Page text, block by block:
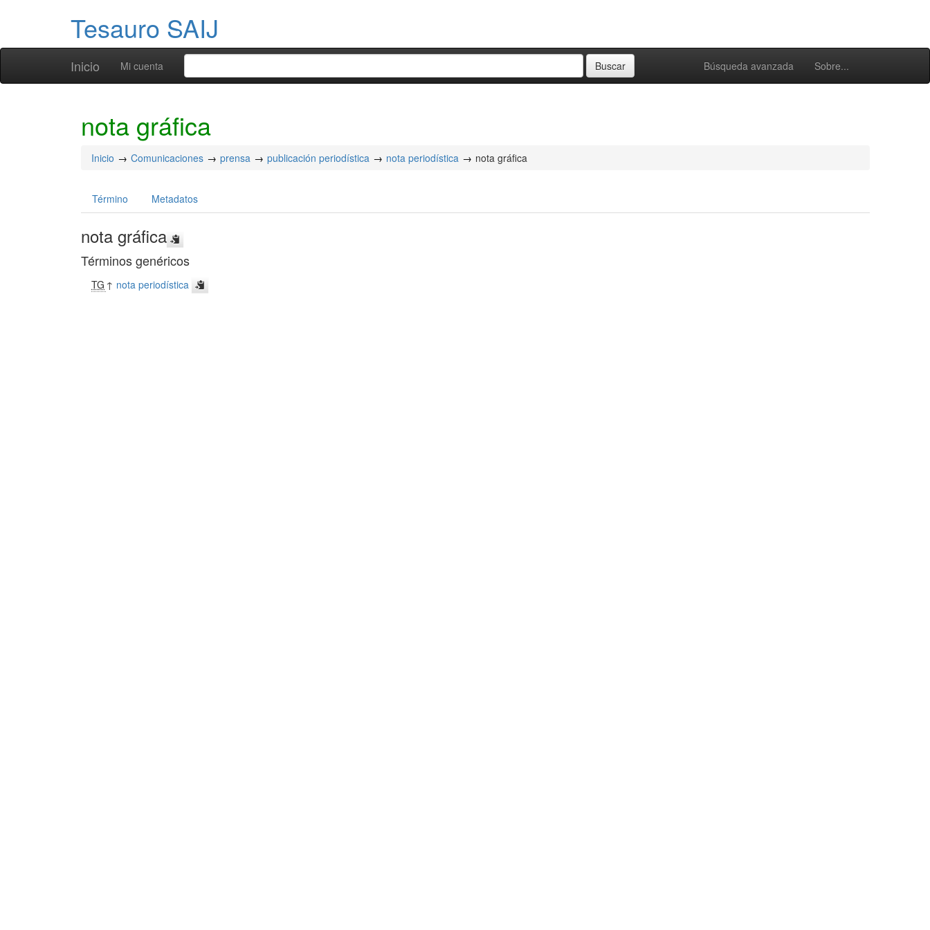
Tesauro SAIJ
Inicio Búsqueda avanzada Sobre...
Mi cuenta
nota gráfica
Inicio Comunicaciones prensa publicación periodística nota periodística nota gráfica
Término Metadatos
nota gráfica
Términos genéricos
TG ↑ nota periodística